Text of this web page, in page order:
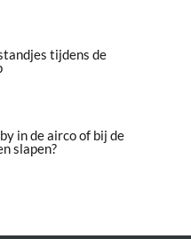
tijdens de
in de airco of bij de
slapen?